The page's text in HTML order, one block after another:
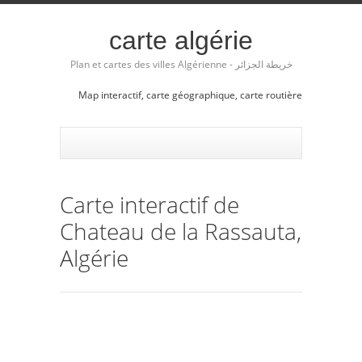
carte algérie
Plan et cartes des villes Algérienne - خريطة الجزائر
Map interactif, carte géographique, carte routière
Carte interactif de
Chateau de la Rassauta,
Algérie